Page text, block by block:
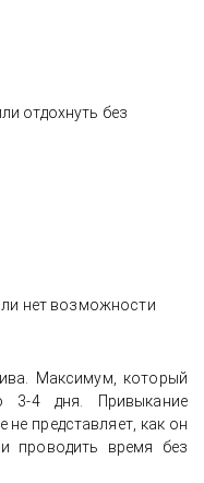
отдохнуть без
нет возможности
Максимум, который
3-4 дня. Привыкание
представляет, как он
проводить время без